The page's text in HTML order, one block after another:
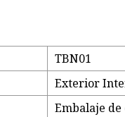
TBN01
Exterior
Embalaje